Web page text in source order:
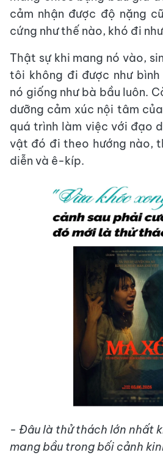
cảm nhận được độ nặng
cứng như thế nào, khó đi
Thật sự khi mang nó vào,
tôi không đi được như
nó giống như bà bầu luôn.
dưỡng cảm xúc nội tâm
quá trình làm việc với đạo
vật đó đi theo hướng nào,
diễn và ê-kíp.
- Đâu là thử thách lớn nhất
mang bầu trong bối cảnh